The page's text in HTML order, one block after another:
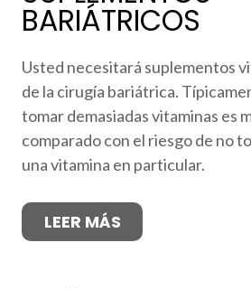
BARIÁTRICOS
Usted necesitará suplementos
de la cirugía bariátrica.
tomar demasiadas vitaminas es
comparado con el riesgo de no
una vitamina en particular.
LEER MÁS